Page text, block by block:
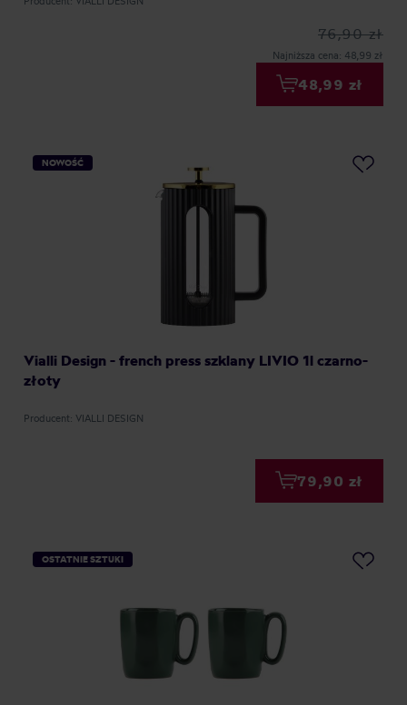
76,90 zł
Najniższa cena: 48,99 zł
48,99 zł
NOWOŚĆ
Vialli Design - french press szklany LIVIO 1l czarno-
złoty
Producent: VIALLI DESIGN
79,90 zł
OSTATNIE SZTUKI